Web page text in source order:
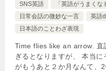
SNS英語
「英語がうまく
日常会話の微妙な一言
英語
日本語のことわざ表現
Time flies like an arrow. 直
ぎるとなりますが、 本当
がもうあと２か月なんて、